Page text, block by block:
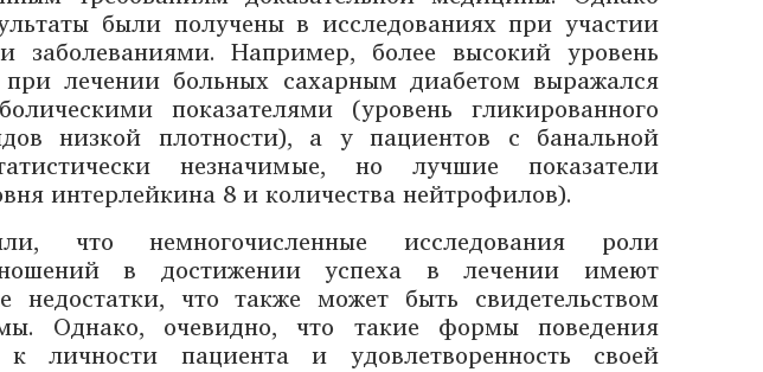
были получены в исследованиях при участии
заболеваниями. Например, более высокий уровень
лечении больных сахарным диабетом выражался
показателями (уровень гликированного
низкой плотности), а у пациентов с банальной
незначимые, но лучшие показатели
интерлейкина 8 и количества нейтрофилов).
что немногочисленные исследования роли
в достижении успеха в лечении имеют
недостатки, что также может быть свидетельством
Однако, очевидно, что такие формы поведения
личности пациента и удовлетворенность своей